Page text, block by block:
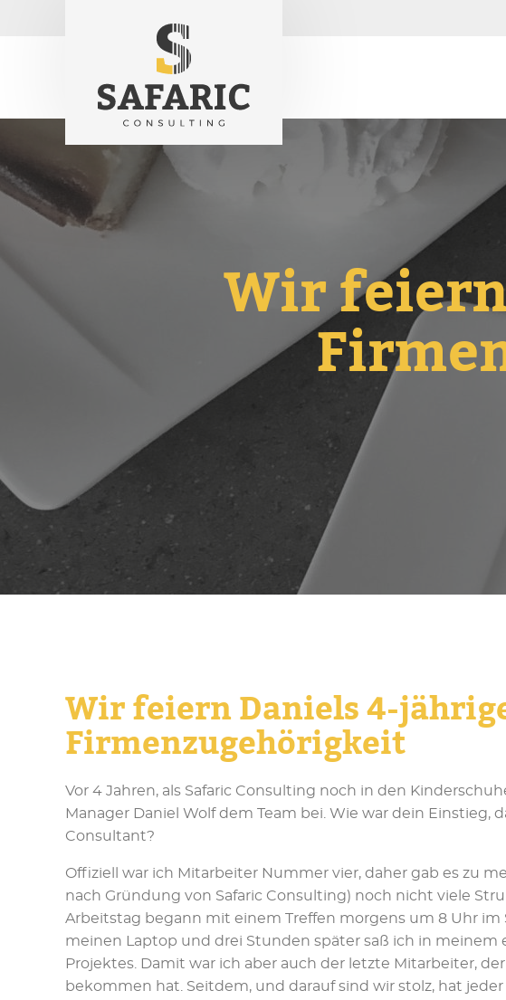
Wir
Wir feiern Daniels 4-
Firmenzugehörigkeit
Vor 4 Jahren, als Safaric Consulting noch in den
Manager Daniel Wolf dem Team bei. Wie war dein Einstieg,
Consultant?
Offiziell war ich Mitarbeiter Nummer vier, daher gab es zu
nach Gründung von Safaric Consulting) noch nicht viele
Arbeitstag begann mit einem Treffen morgens um 8 Uhr im
meinen Laptop und drei Stunden später saß ich in meinem
Projektes. Damit war ich aber auch der letzte Mitarbeiter,
bekommen hat. Seitdem, und darauf sind wir stolz, hat